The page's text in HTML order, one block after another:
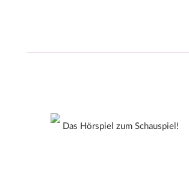
Das Hörspiel zum Schauspiel!